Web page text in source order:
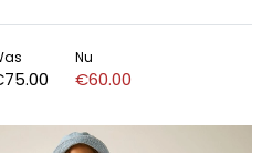
Nu
€60.00